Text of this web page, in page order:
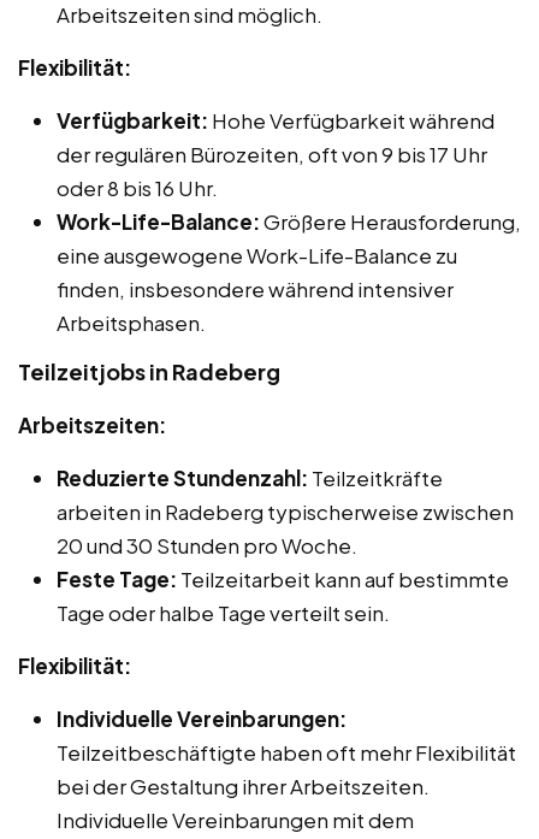
Arbeitszeiten sind möglich.
Flexibilität:
Verfügbarkeit: Hohe Verfügbarkeit während
der regulären Bürozeiten, oft von 9 bis 17 Uhr
oder 8 bis 16 Uhr.
Work-Life-Balance:Größere Herausforderung,
eine ausgewogene Work-Life-Balance zu
finden, insbesondere während intensiver
Arbeitsphasen.
Teilzeitjobs in Radeberg
Arbeitszeiten:
Reduzierte Stundenzahl: Teilzeitkräfte
arbeiten in Radeberg typischerweise zwischen
20 und 30 Stunden pro Woche.
Feste Tage: Teilzeitarbeit kann auf bestimmte
Tage oder halbe Tage verteilt sein.
Flexibilität:
Individuelle Vereinbarungen:
Teilzeitbeschäftigte haben oft mehr Flexibilität
bei der Gestaltung ihrer Arbeitszeiten.
Individuelle Vereinbarungen mit dem